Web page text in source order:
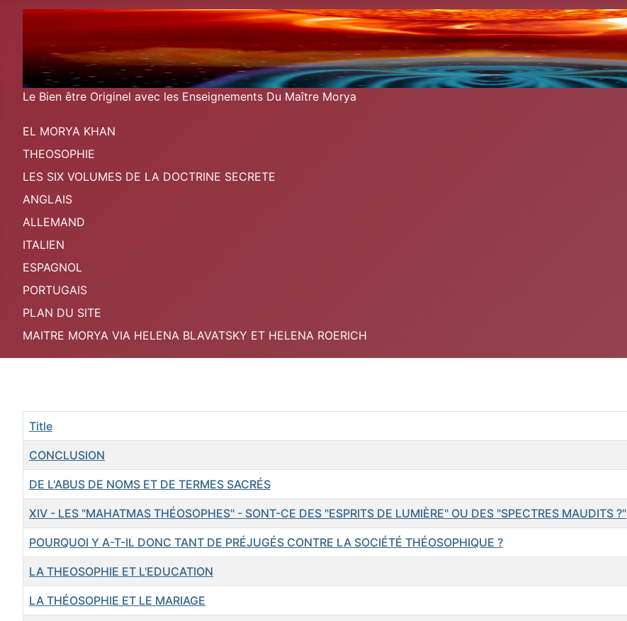
Le Bien être Originel avec les Enseignements Du Maître Morya
EL MORYA KHAN
THEOSOPHIE
LES SIX VOLUMES DE LA DOCTRINE SECRETE
ANGLAIS
ALLEMAND
ITALIEN
ESPAGNOL
PORTUGAIS
PLAN DU SITE
MAITRE MORYA VIA HELENA BLAVATSKY ET HELENA ROERICH
Title
CONCLUSION
DE L'ABUS DE NOMS ET DE TERMES SACRÉS
XIV - LES "MAHATMAS THÉOSOPHES" - SONT-CE DES "ESPRITS DE LUMIÈRE" OU DES "SPECTRES MAUDITS ?"
POURQUOI Y A-T-IL DONC TANT DE PRÉJUGÉS CONTRE LA SOCIÉTÉ THÉOSOPHIQUE ?
LA THEOSOPHIE ET L'EDUCATION
LA THÉOSOPHIE ET LE MARIAGE